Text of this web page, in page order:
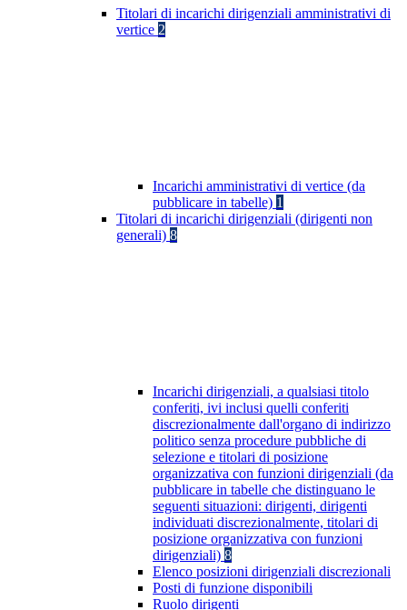
Titolari di incarichi dirigenziali amministrativi di
vertice 2
Incarichi amministrativi di vertice (da
pubblicare in tabelle) 1
Titolari di incarichi dirigenziali (dirigenti non
generali) 8
Incarichi dirigenziali, a qualsiasi titolo
conferiti, ivi inclusi quelli conferiti
discrezionalmente dall'organo di indirizzo
politico senza procedure pubbliche di
selezione e titolari di posizione
organizzativa con funzioni dirigenziali (da
pubblicare in tabelle che distinguano le
seguenti situazioni: dirigenti, dirigenti
individuati discrezionalmente, titolari di
posizione organizzativa con funzioni
dirigenziali) 8
Elenco posizioni dirigenziali discrezionali
Posti di funzione disponibili
Ruolo dirigenti